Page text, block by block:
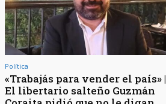
Política
«Trabajás para vender el país» |
El libertario salteño Guzmán